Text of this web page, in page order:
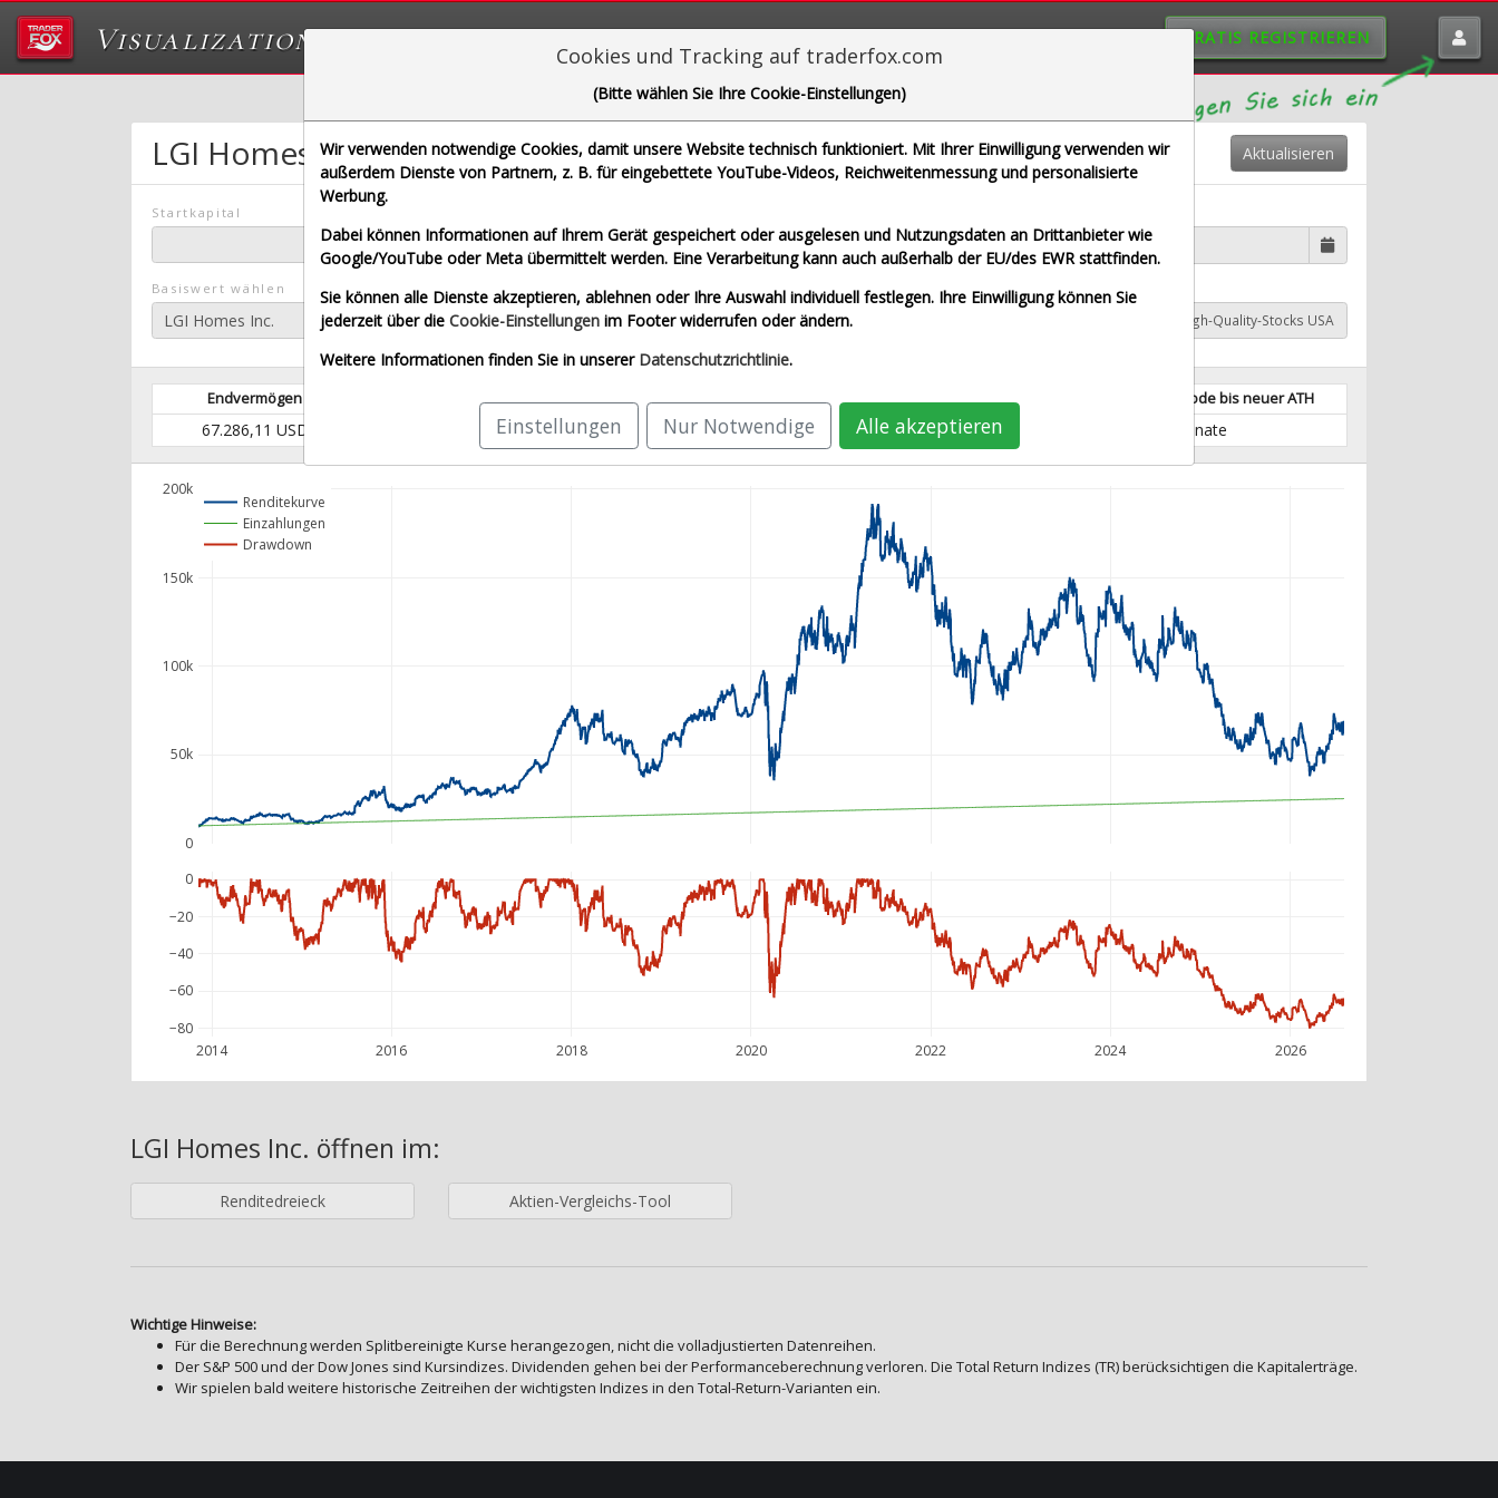
Visualizations GRATIS REGISTRIEREN
LGI Homes Inc.Sparplan-Simulator Aktualisieren
Startkapital
Basiswert wählen Beliebte Basiswerte
Infront DE 40 Infront USA 500 TraderFox High-Quality-Stocks USA
Endvermögen
67.286,11 USD
Eingezahltes Kapital
25.300,00 USD
Ø Jahresperformance
10,54 USD %
max. Drawdown
-80,17 %
längste Verlustperiode bis neuer ATH
63 Monate
0
50k
100k
150k
200k
2014 2016 2018 2020 2022 2024 2026
−80
−60
−40
−20
0
Renditekurve
Einzahlungen
Drawdown
LGI Homes Inc. öffnen im:
Renditedreieck Aktien-Vergleichs-Tool
Wichtige Hinweise:
Für die Berechnung werden Splitbereinigte Kurse herangezogen, nicht die volladjustierten Datenreihen.
Der S&P 500 und der Dow Jones sind Kursindizes. Dividenden gehen bei der Performanceberechnung verloren. Die Total Return Indizes (TR) berücksichtigen die Kapitalerträge.
Wir spielen bald weitere historische Zeitreihen der wichtigsten Indizes in den Total-Return-Varianten ein.
Cookies und Tracking auf traderfox.com
(Bitte wählen Sie Ihre Cookie-Einstellungen)
Wir verwenden notwendige Cookies, damit unsere Website technisch funktioniert. Mit Ihrer Einwilligung verwenden wir
außerdem Dienste von Partnern, z. B. für eingebettete YouTube-Videos, Reichweitenmessung und personalisierte
Werbung.
Dabei können Informationen auf Ihrem Gerät gespeichert oder ausgelesen und Nutzungsdaten an Drittanbieter wie
Google/YouTube oder Meta übermittelt werden. Eine Verarbeitung kann auch außerhalb der EU/des EWR stattfinden.
Sie können alle Dienste akzeptieren, ablehnen oder Ihre Auswahl individuell festlegen. Ihre Einwilligung können Sie
jederzeit über die Cookie-Einstellungen im Footer widerrufen oder ändern.
Weitere Informationen finden Sie in unserer Datenschutzrichtlinie.
Einstellungen Nur Notwendige Alle akzeptieren